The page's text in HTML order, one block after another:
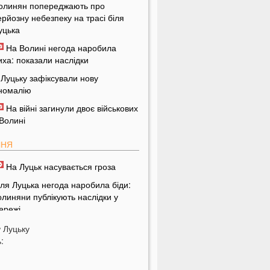
попереджають про
небезпеку на трасі біля
На Волині негода наробила
показали наслідки
зафіксували нову
На війні загинули двоє військових
На Луцьк насувається гроза
Луцька негода наробила біди:
публікують наслідки у
назвали знаки Зодіаку,
яких серпень стане найгіршим
Луцьку